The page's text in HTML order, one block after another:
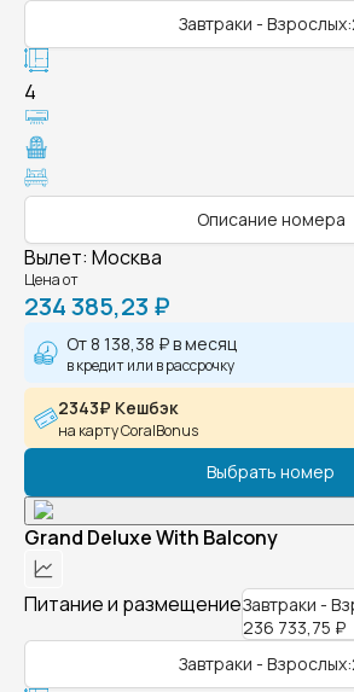
Завтраки -
4
Описание номера
Вылет: Москва
Цена от
234 385,23 ₽
От 8 138,38 ₽в месяц
в кредит или в рассрочку
2343₽ Кешбэк
на карту CoralBonus
Выбрать номер
Grand Deluxe With Balcony
Питание и размещениеЗавтраки -
236 733,75 ₽
Завтраки -